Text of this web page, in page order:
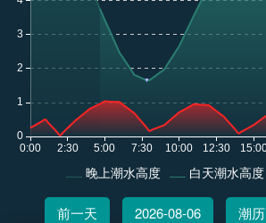
晚上潮水高度 白天潮水高度
前一天 2026-08-06 潮历